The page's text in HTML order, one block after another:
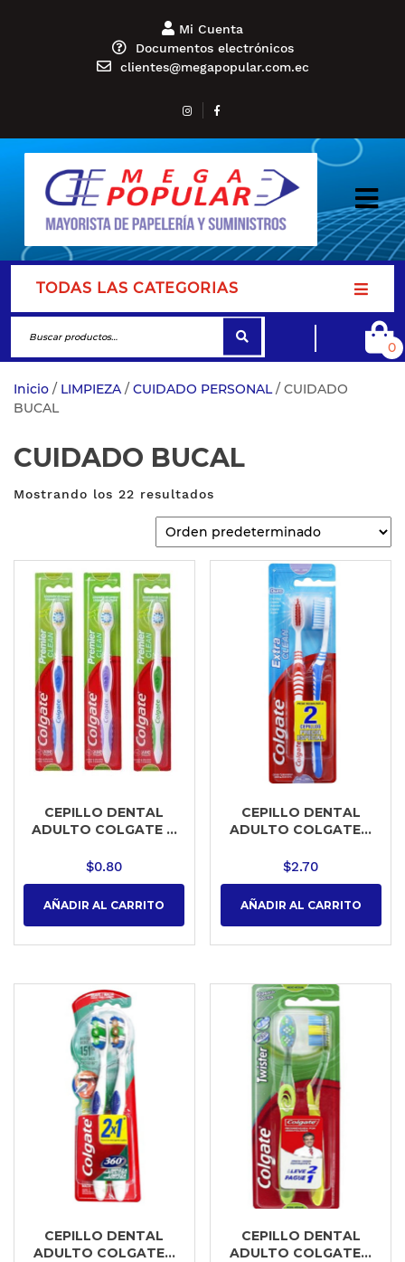
Mi Cuenta
Documentos electrónicos
clientes@megapopular.com.ec
TODAS LAS CATEGORIAS
0
Inicio / LIMPIEZA / CUIDADO PERSONAL/ CUIDADO
BUCAL
CUIDADO BUCAL
Mostrando los 22 resultados
CEPILLO DENTAL
ADULTO COLGATE ...
$0.80
AÑADIR AL CARRITO
CEPILLO DENTAL
ADULTO COLGATE...
$2.70
AÑADIR AL CARRITO
CEPILLO DENTAL
ADULTO COLGATE...
CEPILLO DENTAL
ADULTO COLGATE...